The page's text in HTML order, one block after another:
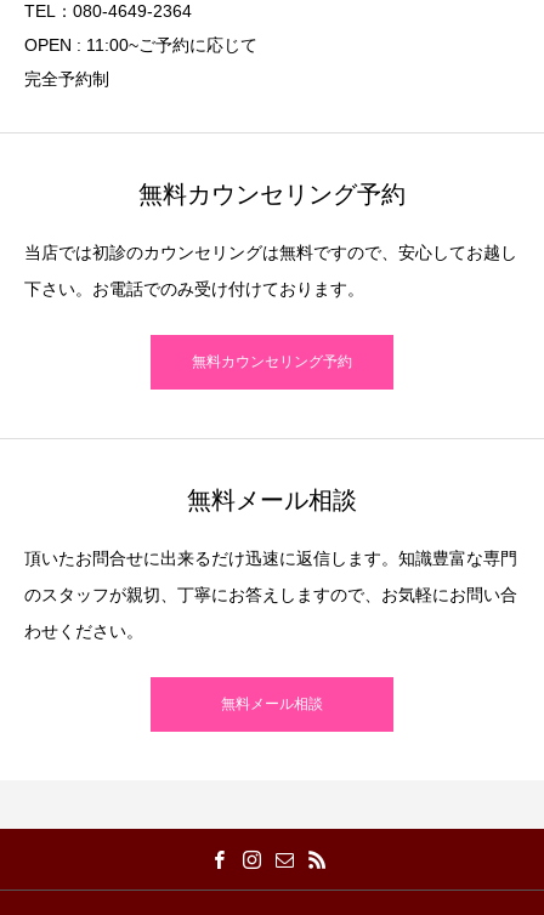
TEL：080-4649-2364
OPEN : 11:00~ご予約に応じて
完全予約制
無料カウンセリング予約
当店では初診のカウンセリングは無料ですので、安心してお越し
下さい。お電話でのみ受け付けております。
無料カウンセリング予約
無料メール相談
頂いたお問合せに出来るだけ迅速に返信します。知識豊富な専門
のスタッフが親切、丁寧にお答えしますので、お気軽にお問い合
わせください。
無料メール相談